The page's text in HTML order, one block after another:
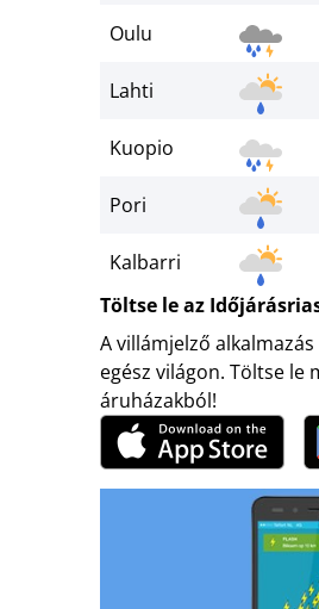
Oulu
Lahti
Kuopio
Pori
Kalbarri
Töltse le az
A villámjelző
egész világon. Töltse
áruházakból!